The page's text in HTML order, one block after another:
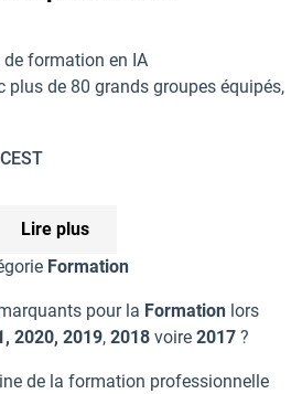
formation en IA
plus de 80 grands groupes équipés,
Lire plus
Formation
pour la Formation lors
2020, 2019, 2018 voire 2017 ?
de la formation professionnelle